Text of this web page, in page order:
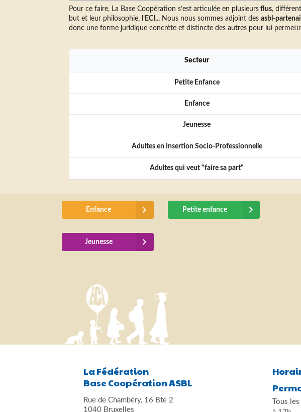
Pour ce faire, La Base Coopération s’est articulée en plusieursflus,
but et leur philosophie, l’ECI...Nous nous sommes adjoint des asbl-
donc une forme juridique concrète et distincte des autres pour lui
Secteur
Petite Enfance
Enfance
Jeunesse
Adultes en Insertion Socio-Professionnelle
Adultes qui veut "faire sa part"
Enfance Petite enfance
Jeunesse
La Fédération
Base Coopération ASBL
Rue de Chambéry, 16 Bte 2
1040 Bruxelles
Tous